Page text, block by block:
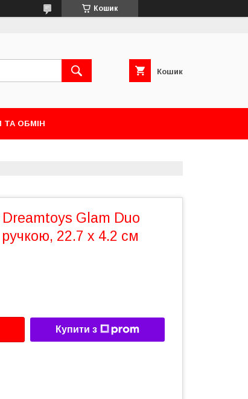
Кошик
Кошик
ТА ОБМІН
Dreamtoys Glam Duo
22.7 х 4.2 см
Купити з